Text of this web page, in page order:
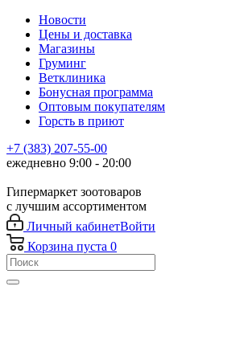
Новости
Цены и доставка
Магазины
Груминг
Ветклиника
Бонусная программа
Оптовым покупателям
Горсть в приют
+7 (383) 207-55-00
ежедневно 9:00 - 20:00
Гипермаркет зоотоваров
с лучшим ассортиментом
Личный кабинетВойти
Корзина пуста 0